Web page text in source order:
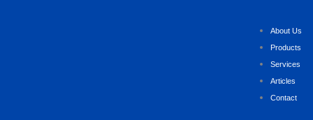
About Us
Products
Services
Articles
Contact